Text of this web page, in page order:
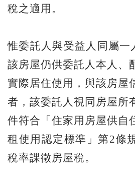
稅之適用。
惟委託人與受益人同屬一
該房屋仍供委託人本人、
實際居住使用，與該房屋
者，該委託人視同房屋所
件符合「住家用房屋供自
租使用認定標準」第2條
稅率課徵房屋稅。